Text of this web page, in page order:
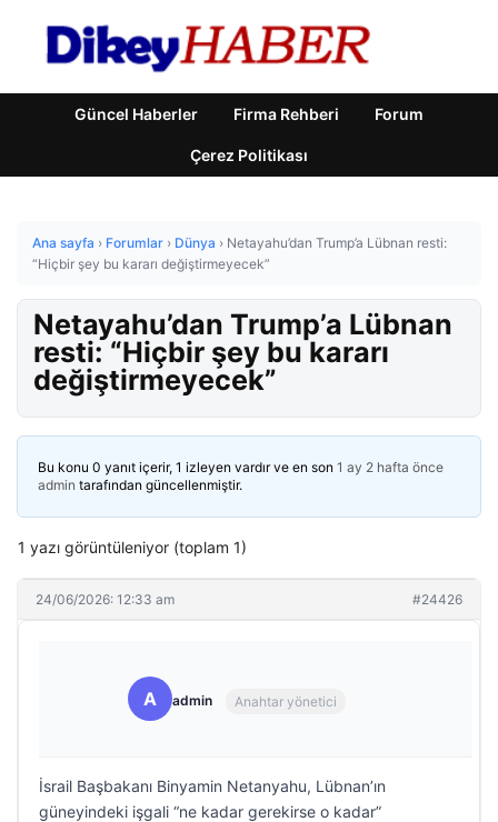
Güncel Haberler Firma Rehberi Forum
Çerez Politikası
Ana sayfa › Forumlar › Dünya › Netayahu’dan Trump’a Lübnan resti:
“Hiçbir şey bu kararı değiştirmeyecek”
Netayahu’dan Trump’a Lübnan
resti: “Hiçbir şey bu kararı
değiştirmeyecek”
Bu konu 0 yanıt içerir, 1 izleyen vardır ve en son 1 ay 2 hafta önce
admin tarafından güncellenmiştir.
1 yazı görüntüleniyor (toplam 1)
24/06/2026: 12:33 am #24426
A admin Anahtar yönetici
İsrail Başbakanı Binyamin Netanyahu, Lübnan’ın
güneyindeki işgali “ne kadar gerekirse o kadar”